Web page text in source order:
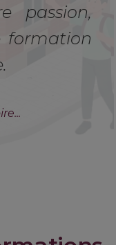
passion,
formation